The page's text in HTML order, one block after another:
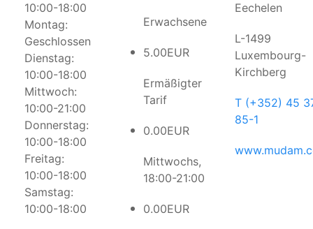
10:00-18:00
Montag:
Geschlossen
Dienstag:
10:00-18:00
Mittwoch:
10:00-21:00
Donnerstag:
10:00-18:00
Freitag:
10:00-18:00
Samstag:
10:00-18:00
Erwachsene
5.00EUR
Ermäßigter
Tarif
0.00EUR
Mittwochs,
18:00-21:00
0.00EUR
Eechelen
L-1499
Luxembourg-
Kirchberg
T (+352) 45
85-1